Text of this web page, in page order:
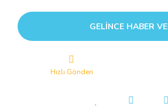
GELİNCE HABER
Hızlı Gönderi